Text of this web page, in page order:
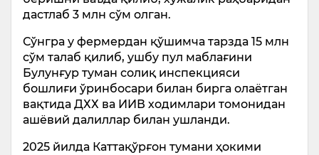
дастлаб 3 млн сўм олган.
Сўнгра у фермердан қўшимча тарзда 15 млн
сўм талаб қилиб, ушбу пул маблағини
Булунғур туман солиқ инспекцияси
бошлиғи ўринбосари билан бирга олаётган
вақтида ДХХ ва ИИВ ходимлари томонидан
ашёвий далиллар билан ушланди.
2025 йилда Каттақўрғон тумани ҳокими